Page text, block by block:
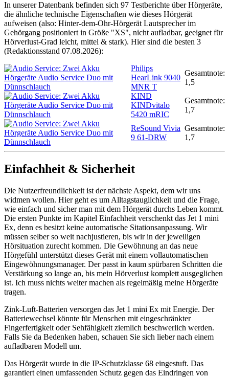
In unserer Datenbank befinden sich 97 Testberichte über Hörgeräte,
die ähnliche technische Eigenschaften wie dieses Hörgerät
aufweisen (also: Hinter-dem-Ohr-Hörgerät Lautsprecher im
Gehörgang positioniert in Größe "XS", nicht aufladbar, geeignet für
Hörverlust-Grad leicht, mittel & stark). Hier sind die besten 3
(Redaktionsstand 07.08.2026):
Philips
HearLink 9040
MNR T
Gesamtnote:
1,5
KIND
KINDvitalo
5420 mRIC
Gesamtnote:
1,7
ReSound Vivia
9 61-DRW
Gesamtnote:
1,7
Einfachheit & Sicherheit
Die Nutzerfreundlichkeit ist der nächste Aspekt, dem wir uns
widmen wollen. Hier geht es um Alltagstauglichkeit und die Frage,
wie einfach und sicher man mit dem Hörgerät durchs Leben kommt.
Die ersten Punkte im Kapitel Einfachheit verschenkt das Jet 1 mini
Ex, denn es besitzt keine automatische Sitationsanpassung. Wir
müssen selber so weit nachjustieren, bis wir in der jeweiligen
Hörsituation zurecht kommen. Die Gewöhnung an das neue
Hörgefühl unterstützt dieses Gerät mit einem vollautomatischen
Eingewöhnungsmanager. Der passt in kaum spürbaren Schritten die
Verstärkung so lange an, bis mein Hörverlust komplett ausgeglichen
ist. Ich muss nichts weiter machen als regelmäßig meine Hörgeräte
tragen.
Zink-Luft-Batterien versorgen das Jet 1 mini Ex mit Energie. Der
Batteriewechsel könnte für Menschen mit eingeschränkter
Fingerfertigkeit oder Sehfähigkeit ziemlich beschwerlich werden.
Falls Sie da Bedenken haben, schauen Sie sich lieber nach einem
aufladbaren Modell um.
Das Hörgerät wurde in die IP-Schutzklasse 68 eingestuft. Das
garantiert einen umfassenden Schutz gegen das Eindringen von